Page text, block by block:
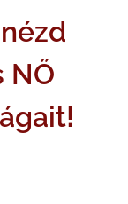
NŐ